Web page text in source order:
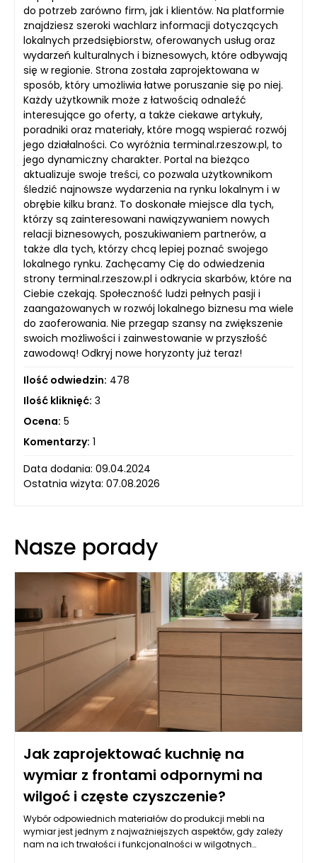
do potrzeb zarówno firm, jak i klientów. Na platformie
znajdziesz szeroki wachlarz informacji dotyczących
lokalnych przedsiębiorstw, oferowanych usług oraz
wydarzeń kulturalnych i biznesowych, które odbywają
się w regionie. Strona została zaprojektowana w
sposób, który umożliwia łatwe poruszanie się po niej.
Każdy użytkownik może z łatwością odnaleźć
interesujące go oferty, a także ciekawe artykuły,
poradniki oraz materiały, które mogą wspierać rozwój
jego działalności. Co wyróżnia terminal.rzeszow.pl, to
jego dynamiczny charakter. Portal na bieżąco
aktualizuje swoje treści, co pozwala użytkownikom
śledzić najnowsze wydarzenia na rynku lokalnym i w
obrębie kilku branż. To doskonałe miejsce dla tych,
którzy są zainteresowani nawiązywaniem nowych
relacji biznesowych, poszukiwaniem partnerów, a
także dla tych, którzy chcą lepiej poznać swojego
lokalnego rynku. Zachęcamy Cię do odwiedzenia
strony terminal.rzeszow.pl i odkrycia skarbów, które na
Ciebie czekają. Społeczność ludzi pełnych pasji i
zaangażowanych w rozwój lokalnego biznesu ma wiele
do zaoferowania. Nie przegap szansy na zwiększenie
swoich możliwości i zainwestowanie w przyszłość
zawodową! Odkryj nowe horyzonty już teraz!
Ilość odwiedzin: 478
Ilość kliknięć: 3
Ocena: 5
Komentarzy: 1
Data dodania: 09.04.2024
Ostatnia wizyta: 07.08.2026
Nasze porady
Jak zaprojektować kuchnię na
wymiar z frontami odpornymi na
wilgoć i częste czyszczenie?
Wybór odpowiednich materiałów do produkcji mebli na
wymiar jest jednym z najważniejszych aspektów, gdy zależy
nam na ich trwałości i funkcjonalności w wilgotnych